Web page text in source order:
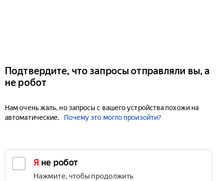
Подтвердите, что запросы отправляли вы, а
не робот
Нам очень жаль, но запросы с вашего устройства похожи на
автоматические.
Почему это могло произойти?
Я не робот
Нажмите, чтобы продолжить